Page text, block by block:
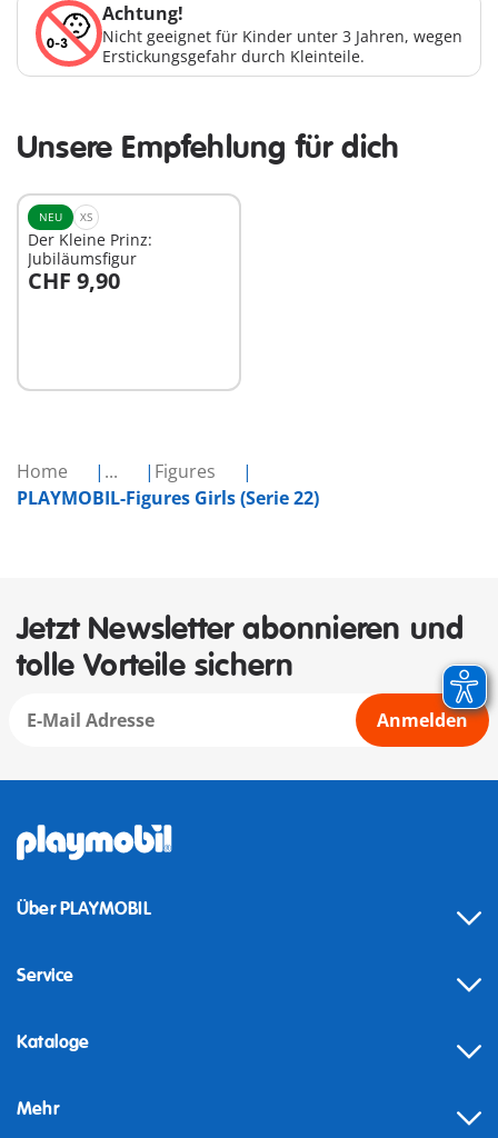
Home ...
Figures
PLAYMOBIL-Figures Girls (Serie 22)
Achtung!
Nicht geeignet für Kinder unter 3 Jahren, wegen
Erstickungsgefahr durch Kleinteile.
Unsere Empfehlung für dich
NEU XS
Der Kleine Prinz:
Jubiläumsfigur
CHF 9,90
In den Warenkorb
Jetzt Newsletter abonnieren und
tolle Vorteile sichern
Anmelden
Über PLAYMOBIL
Service
Kataloge
Mehr